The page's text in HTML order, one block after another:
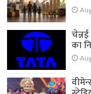
का